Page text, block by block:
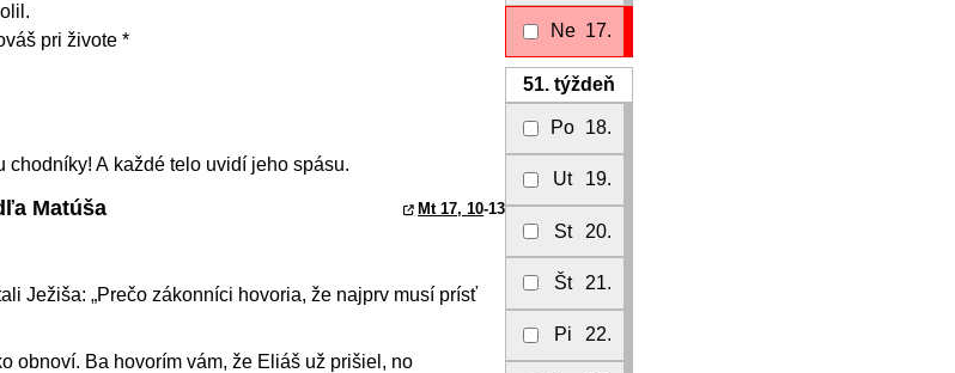
pri živote *
chodníky! A každé telo uvidí jeho spásu.
Matúša Mt 17, 10-13
Ježiša: „Prečo zákonníci hovoria, že najprv musí prísť
obnoví. Ba hovorím vám, že Eliáš už prišiel, no
Ne 17.
51. týždeň
Po 18.
Ut 19.
St 20.
Št 21.
Pi 22.